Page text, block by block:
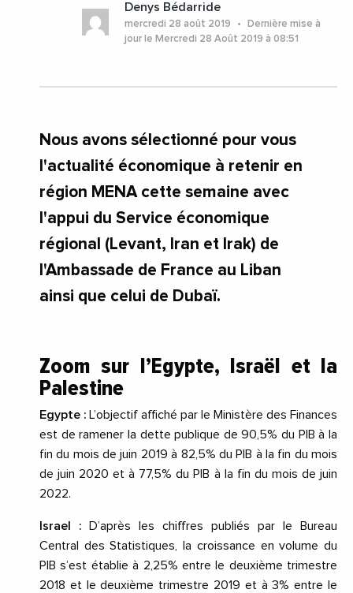
#Institutions
#Politique
Denys Bédarride
mercredi 28 août 2019
Dernière mise à
jour le Mercredi 28 Août 2019 à 08:51
Nous avons sélectionné pour vous
l'actualité économique à retenir en
région MENA cette semaine avec
l'appui du Service économique
régional (Levant, Iran et Irak) de
l'Ambassade de France au Liban
ainsi que celui de Dubaï.
Zoom sur l’Egypte, Israël et la
Palestine
Egypte : L’objectif affiché par le Ministère des Finances
est de ramener la dette publique de 90,5% du PIB à la
fin du mois de juin 2019 à 82,5% du PIB à la fin du mois
de juin 2020 et à 77,5% du PIB à la fin du mois de juin
2022.
Israel : D’après les chiffres publiés par le Bureau
Central des Statistiques, la croissance en volume du
PIB s’est établie à 2,25% entre le deuxième trimestre
2018 et le deuxième trimestre 2019 et à 3% entre le